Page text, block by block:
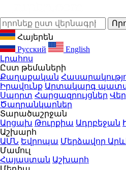
Հայերեն
Русский
English
Լրահոս
Ըստ թեմաների
Քաղաքական
Իրավունք Արտակարգ
Սպորտ Հարցազրույցներ
Ծաղրանկարներ
Տարածաշրջան
Արցախ Թուրքիա Ադրբեջան
Աշխարհ
ԱՄՆ Եվրոպա Մերձավոր
Մամուլ
Հայաստան Աշխարհ